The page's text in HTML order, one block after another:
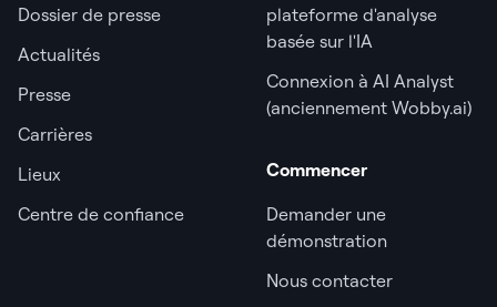
Dossier de presse
Actualités
Presse
Carrières
Lieux
Centre de confiance
plateforme d'analyse
basée sur l'IA
Connexion à AI Analyst
(anciennement Wobby.ai)
Commencer
Demander une
démonstration
Nous contacter